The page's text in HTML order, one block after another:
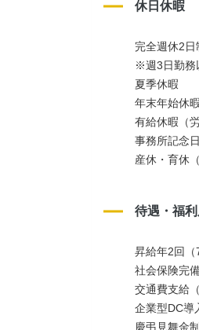
休日休暇
完全週休2
※週3日勤務
夏季休暇
年末年始休暇
有給休暇（
事務所記念
産休・育休
待遇・福
昇給年2回（
社会保険完
交通費支給
企業型DC導
慶弔見舞金